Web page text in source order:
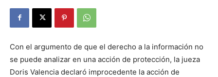
Con el argumento de que el derecho a la información no
se puede analizar en una acción de protección, la jueza
Doris Valencia declaró improcedente la acción de